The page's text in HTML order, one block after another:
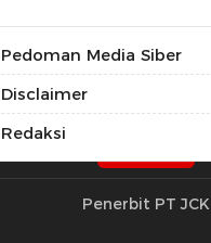
Pedoman Media Siber
Disclaimer
Redaksi
Penerbit PT JCK